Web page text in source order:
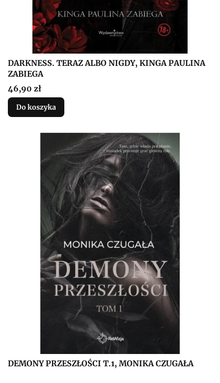
DARKNESS. TERAZ ALBO NIGDY, KINGA PAULINA
ZABIEGA
Cena
46,90 zł
Do koszyka
DEMONY PRZESZŁOŚCI T.1, MONIKA CZUGAŁA